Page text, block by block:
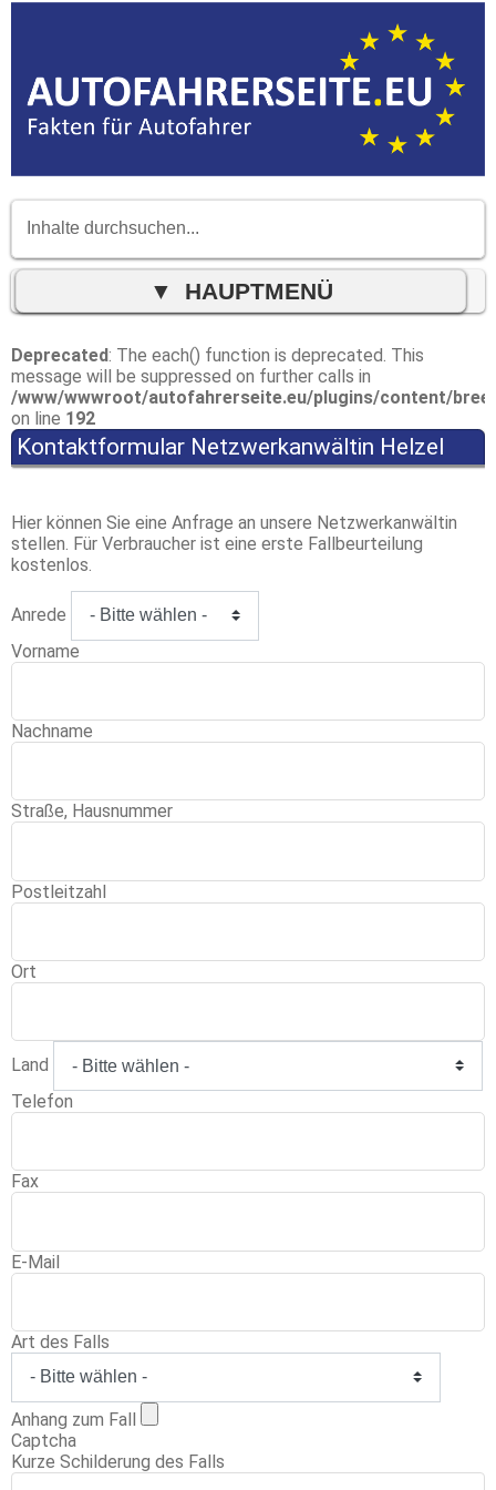
Deprecated: The each() function is deprecated. This
message will be suppressed on further calls in
/www/wwwroot/autofahrerseite.eu/plugins/content/
on line 192
Kontaktformular Netzwerkanwältin Helzel
Hier können Sie eine Anfrage an unsere Netzwerkanwältin
stellen. Für Verbraucher ist eine erste Fallbeurteilung
kostenlos.
Anrede
Vorname
Nachname
Straße, Hausnummer
Postleitzahl
Ort
Land
Telefon
Fax
E-Mail
Art des Falls
Anhang zum Fall
Captcha
Kurze Schilderung des Falls